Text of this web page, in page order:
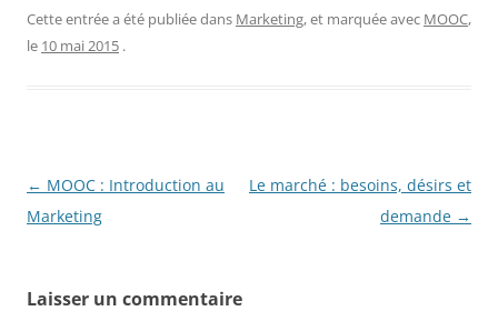
Cette entrée a été publiée dans Marketing, et marquée avec MOOC,
le 10 mai 2015 .
Navigation
des
← MOOC : Introduction au
Marketing
Le marché : besoins, désirs et
demande →
Laisser un commentaire